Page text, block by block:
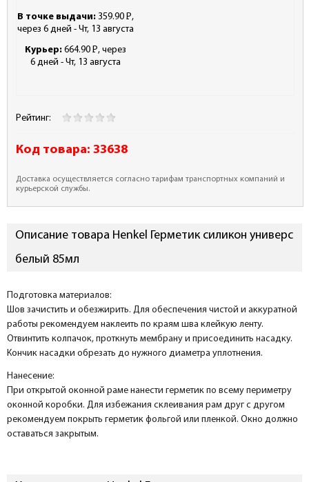
В точке выдачи: 359.90 Р
- ,
через 6 дней - Чт, 13 августа
Курьер: 664.90 Р
- , через
6 дней - Чт, 13 августа
Рейтинг:
Код товара: 33638
Доставка осуществляется согласно тарифам транспортных компаний и
курьерской службы.
Описание товара Henkel Герметик силикон универс
белый 85мл
Подготовка материалов:
Шов зачистить и обезжирить. Для обеспечения чистой и аккуратной
работы рекомендуем наклеить по краям шва клейкую ленту.
Отвинтить колпачок, проткнуть мембрану и присоединить насадку.
Кончик насадки обрезать до нужного диаметра уплотнения.
Нанесение:
При открытой оконной раме нанести герметик по всему периметру
оконной коробки. Для избежания склеивания рам друг с другом
рекомендуем покрыть герметик фольгой или пленкой. Окно должно
оставаться закрытым.